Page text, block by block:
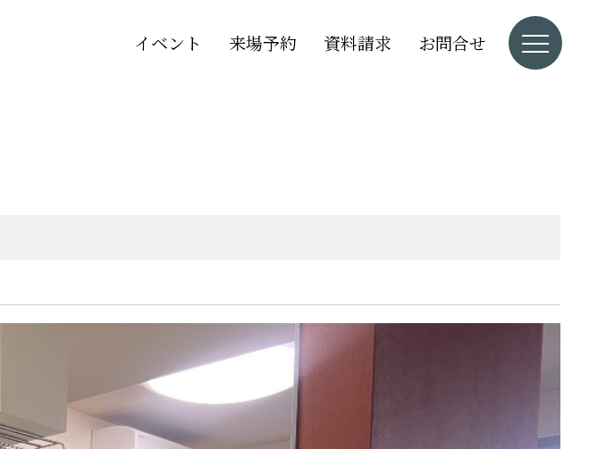
イベント 来場予約 資料請求 お問合せ